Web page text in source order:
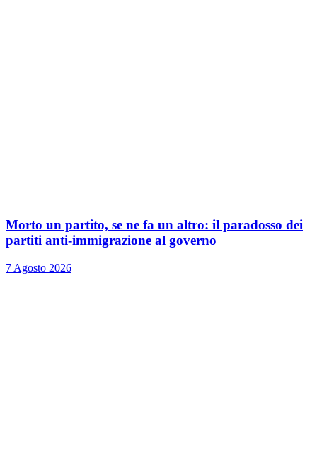
Morto un partito, se ne fa un altro: il paradosso dei
partiti anti-immigrazione al governo
7 Agosto 2026